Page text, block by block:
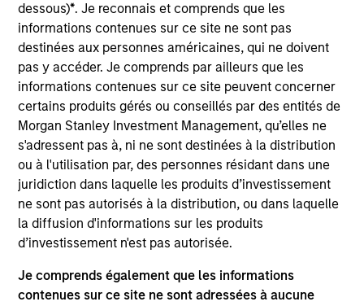
dessous)*. Je reconnais et comprends que les
informations contenues sur ce site ne sont pas
destinées aux personnes américaines, qui ne doivent
pas y accéder. Je comprends par ailleurs que les
informations contenues sur ce site peuvent concerner
certains produits gérés ou conseillés par des entités de
Morgan Stanley Investment Management, qu’elles ne
s'adressent pas à, ni ne sont destinées à la distribution
ou à l'utilisation par, des personnes résidant dans une
juridiction dans laquelle les produits d’investissement
ne sont pas autorisés à la distribution, ou dans laquelle
la diffusion d'informations sur les produits
d’investissement n'est pas autorisée.
Je comprends également que les informations
contenues sur ce site ne sont adressées à aucune
Kendal Cehanowicz is a Portfolio Manager on the
Global Liquidity team. Prior to joining Morgan
Stanley, Kendal was a Director & Senior Rates
Trader at BlackRock. Kendal primarily traded within
the firm’s Fundamental Fixed Income platform,
specializing in Treasuries, Inflation/Inflation
Derivatives, SSAs, and Interest Rate Swaps. He
began his career at BlackRock in 2011 after
graduating from Bryant University. He is a CFA
Charterholder and holds the Series 7 and Series 63
designations.
May not represent all Team Members.